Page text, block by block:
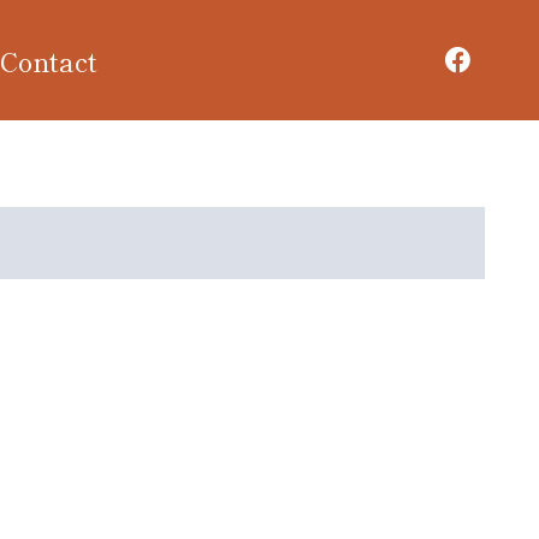
Contact